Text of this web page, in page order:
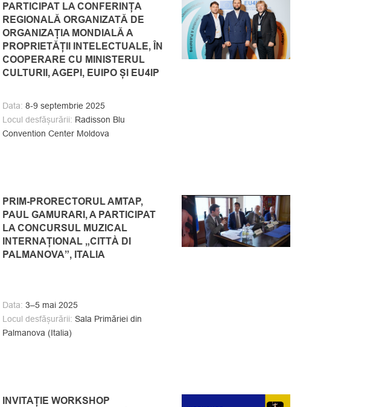
PARTICIPAT LA CONFERINȚA
REGIONALĂ ORGANIZATĂ DE
ORGANIZAȚIA MONDIALĂ A
PROPRIETĂȚII INTELECTUALE, ÎN
COOPERARE CU MINISTERUL
CULTURII, AGEPI, EUIPO ȘI EU4IP
Data: 8-9 septembrie 2025
Locul desfășurării: Radisson Blu
Convention Center Moldova
PRIM-PRORECTORUL AMTAP,
PAUL GAMURARI, A PARTICIPAT
LA CONCURSUL MUZICAL
INTERNAȚIONAL „CITTÀ DI
PALMANOVA”, ITALIA
Data: 3–5 mai 2025
Locul desfășurării: Sala Primăriei din
Palmanova (Italia)
INVITAȚIE WORKSHOP